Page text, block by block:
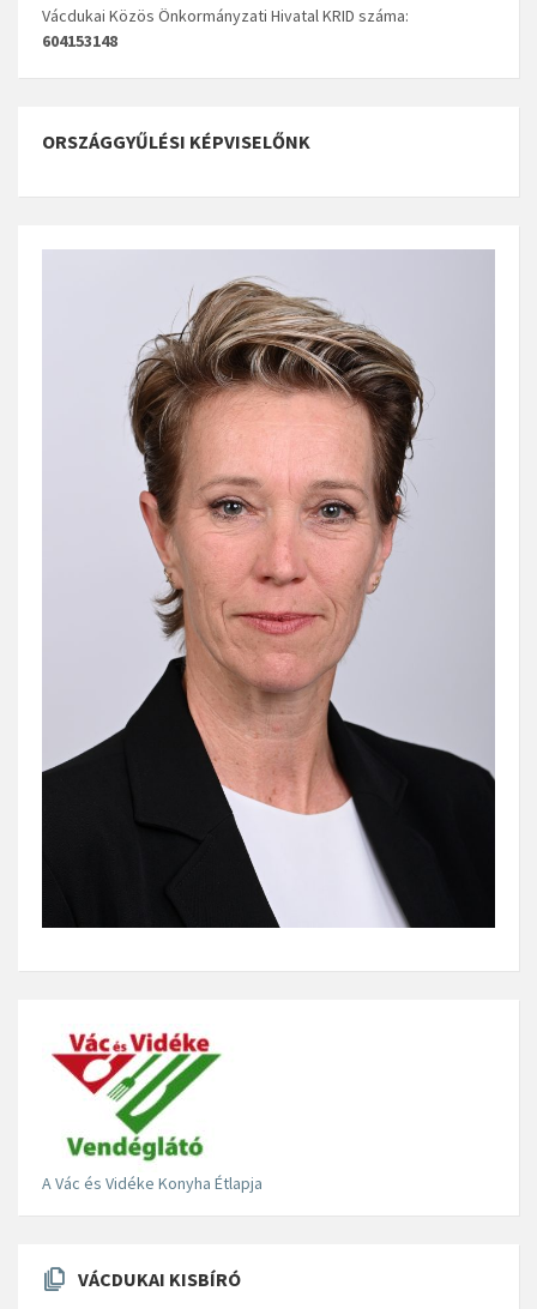
Vácdukai Közös Önkormányzati Hivatal KRID száma:
604153148
ORSZÁGGYŰLÉSI KÉPVISELŐNK
A Vác és Vidéke Konyha Étlapja
VÁCDUKAI KISBÍRÓ